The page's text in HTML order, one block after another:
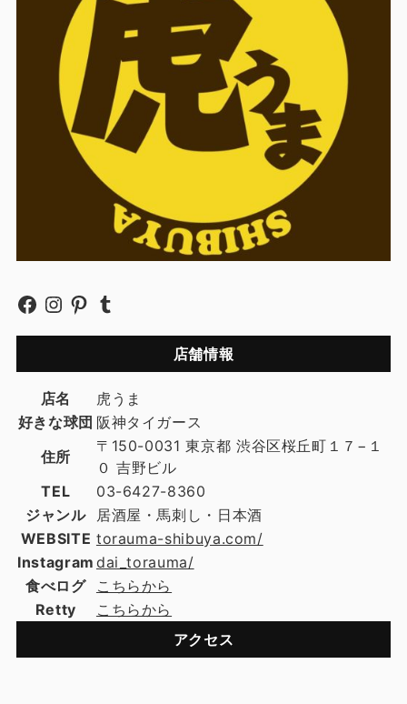
店舗情報
店名
虎うま
好きな球団 阪神タイガース
住所
〒150-0031 東京都 渋谷区桜丘町１７−１
０ 吉野ビル
TEL
03-6427-8360
ジャンル
居酒屋・馬刺し・日本酒
WEBSITE torauma-shibuya.com/
Instagram dai_torauma/
食べログ
こちらから
Retty
こちらから
アクセス